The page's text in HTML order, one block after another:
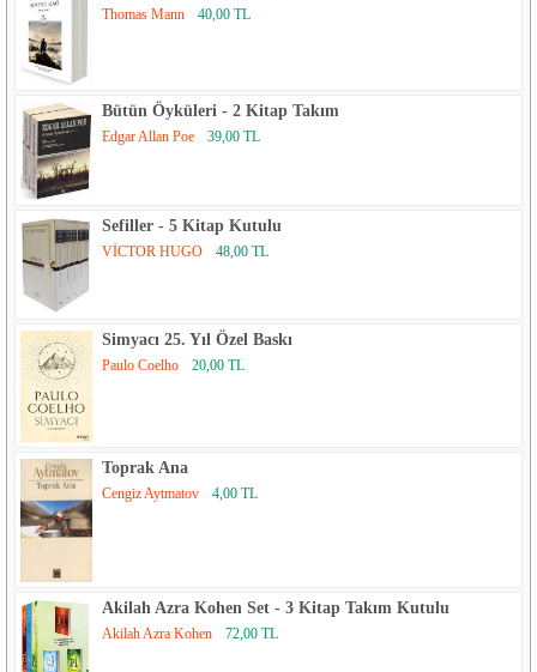
Thomas Mann 40,00 TL
Bütün Öyküleri - 2 Kitap Takım
Edgar Allan Poe 39,00 TL
Sefiller - 5 Kitap Kutulu
VİCTOR HUGO 48,00 TL
Simyacı 25. Yıl Özel Baskı
Paulo Coelho 20,00 TL
Toprak Ana
Cengiz Aytmatov 4,00 TL
Akilah Azra Kohen Set - 3 Kitap Takım Kutulu
Akilah Azra Kohen 72,00 TL